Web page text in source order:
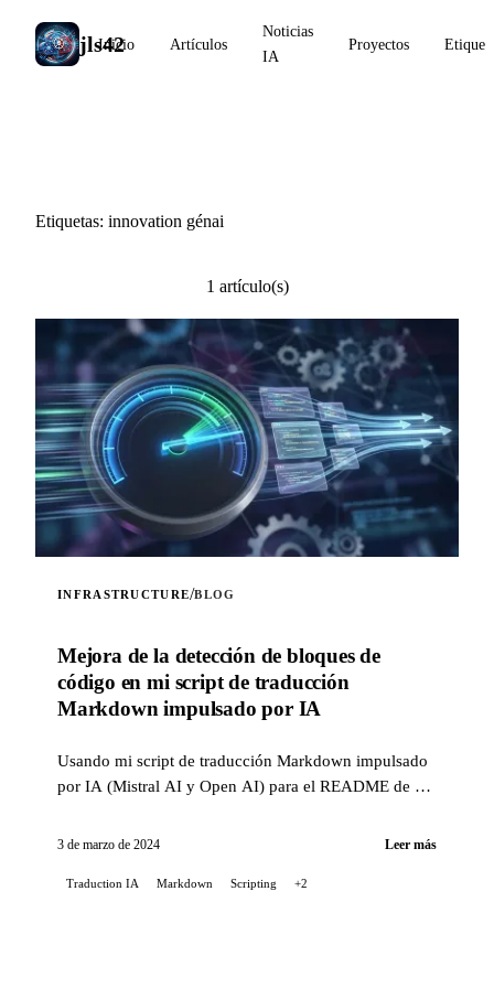
jls42
Inicio Artículos
Noticias
IA
Proyectos
Etiquetas: innovation génai
1 artículo(s)
INFRASTRUCTURE/BLOG
Mejora de la detección de bloques de
código en mi script de traducción
Markdown impulsado por IA
Usando mi script de traducción Markdown impulsado
por IA (Mistral AI y Open AI) para el README de mi
con...
3 de marzo de 2024 Leer más
Traduction IA Markdown Scripting +2